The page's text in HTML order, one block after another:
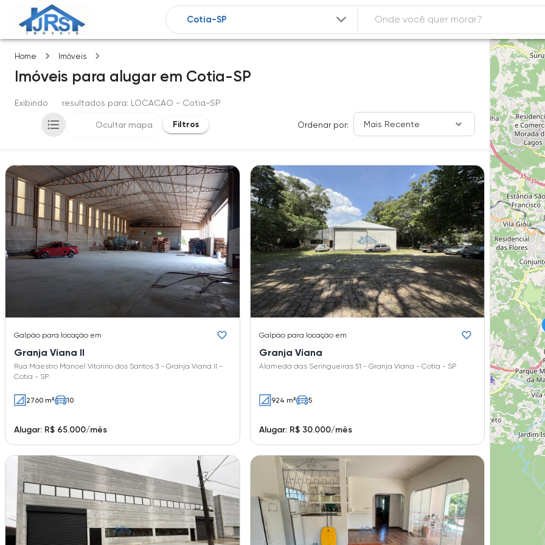
Home Imóveis
Imóveis para alugar em Cotia-SP
Exibindo resultados para: LOCACAO - Cotia-SP
Ocultar mapa Filtros Ordenar por: Mais Recente
Galpão para locação em
Granja Viana II
Rua Maestro Manoel Vitorino dos Santos 3 - Granja Viana II -
Cotia - SP
2760 m² 10
Alugar: R$ 65.000/mês
Galpão para locação em
Granja Viana
Alameda das Seringueiras 51 - Granja Viana - Cotia - SP
924 m² 5
Alugar: R$ 30.000/mês